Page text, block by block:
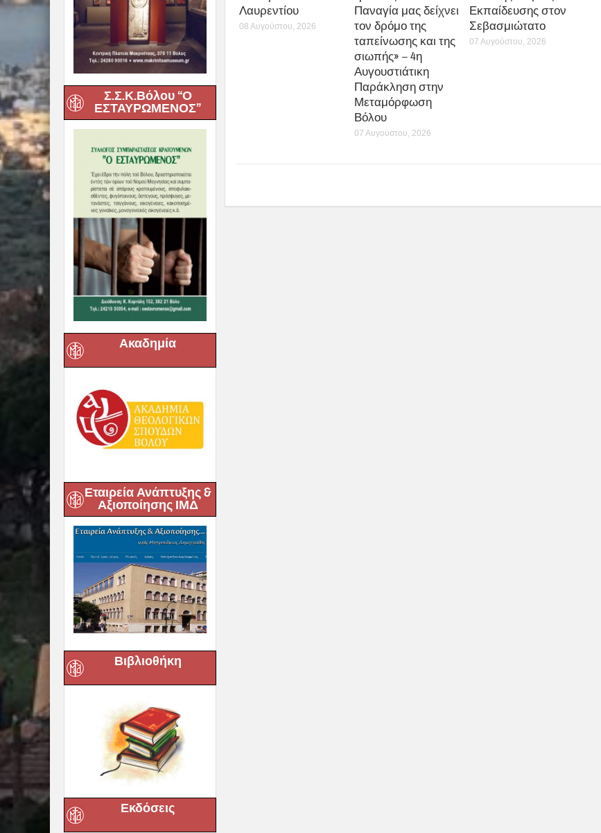
Σ.Σ.Κ.Βόλου “Ο
ΕΣΤΑΥΡΩΜΕΝΟΣ”
Ακαδημία
Εταιρεία Ανάπτυξης &
Αξιοποίησης ΙΜΔ
Βιβλιοθήκη
Εκδόσεις
Λαυρεντίου
08 Αυγούστου, 2026
Παναγία μας δείχνει
τον δρόμο της
ταπείνωσης και της
σιωπής» – 4η
Αυγουστιάτικη
Παράκληση στην
Μεταμόρφωση
Βόλου
07 Αυγούστου, 2026
Εκπαίδευσης στον
Σεβασμιώτατο
07 Αυγούστου, 2026